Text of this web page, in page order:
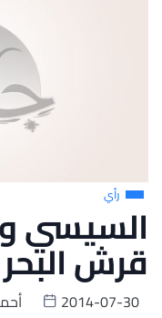
رأي
السيسي
قرش البحر
2014-07-30